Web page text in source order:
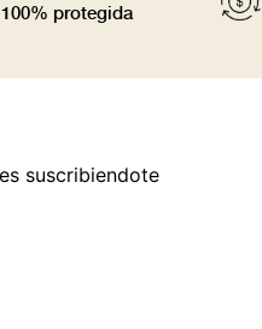
protegida
suscribiendote